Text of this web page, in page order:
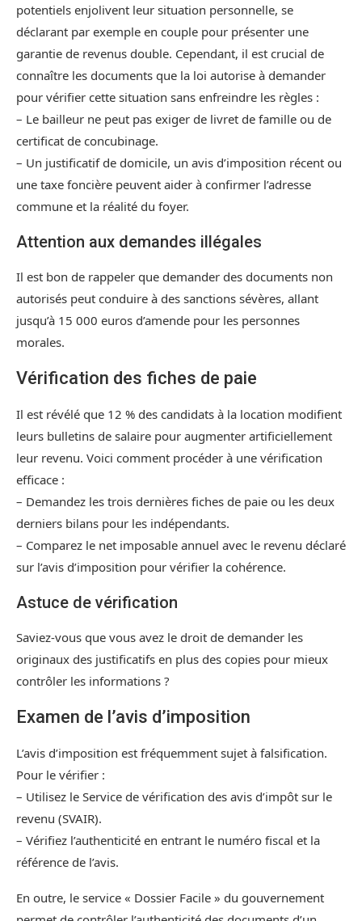
potentiels enjolivent leur situation personnelle, se
déclarant par exemple en couple pour présenter une
garantie de revenus double. Cependant, il est crucial de
connaître les documents que la loi autorise à demander
pour vérifier cette situation sans enfreindre les règles :
– Le bailleur ne peut pas exiger de livret de famille ou de
certificat de concubinage.
– Un justificatif de domicile, un avis d’imposition récent ou
une taxe foncière peuvent aider à confirmer l’adresse
commune et la réalité du foyer.
Attention aux demandes illégales
Il est bon de rappeler que demander des documents non
autorisés peut conduire à des sanctions sévères, allant
jusqu’à 15 000 euros d’amende pour les personnes
morales.
Vérification des fiches de paie
Il est révélé que 12 % des candidats à la location modifient
leurs bulletins de salaire pour augmenter artificiellement
leur revenu. Voici comment procéder à une vérification
efficace :
– Demandez les trois dernières fiches de paie ou les deux
derniers bilans pour les indépendants.
– Comparez le net imposable annuel avec le revenu déclaré
sur l’avis d’imposition pour vérifier la cohérence.
Astuce de vérification
Saviez-vous que vous avez le droit de demander les
originaux des justificatifs en plus des copies pour mieux
contrôler les informations ?
Examen de l’avis d’imposition
L’avis d’imposition est fréquemment sujet à falsification.
Pour le vérifier :
– Utilisez le Service de vérification des avis d’impôt sur le
revenu (SVAIR).
– Vérifiez l’authenticité en entrant le numéro fiscal et la
référence de l’avis.
En outre, le service « Dossier Facile » du gouvernement